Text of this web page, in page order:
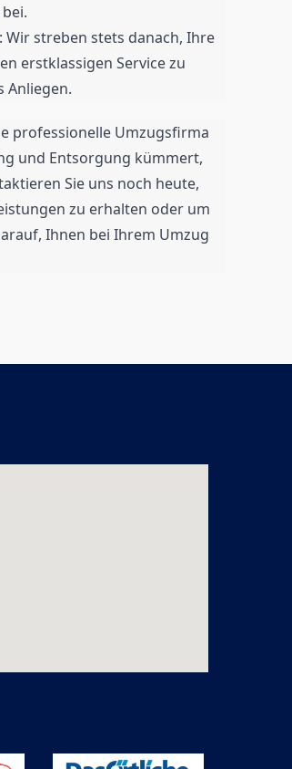
streben stets danach, Ihre
erstklassigen Service zu
Anliegen.
professionelle Umzugsfirma
und Entsorgung kümmert,
Sie uns noch heute,
zu erhalten oder um
Ihnen bei Ihrem Umzug